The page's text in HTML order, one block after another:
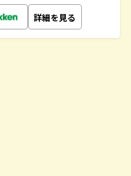
詳細を見る